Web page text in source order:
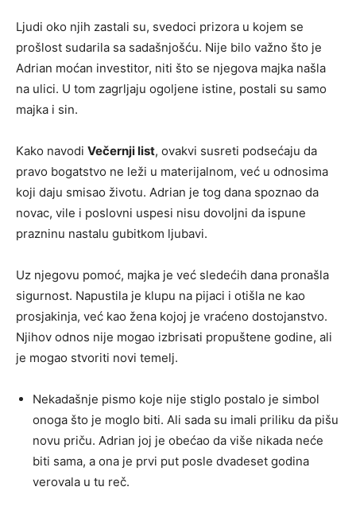
Ljudi oko njih zastali su, svedoci prizora u kojem se
prošlost sudarila sa sadašnjošću. Nije bilo važno što je
Adrian moćan investitor, niti što se njegova majka našla
na ulici. U tom zagrljaju ogoljene istine, postali su samo
majka i sin.
Kako navodi Večernji list, ovakvi susreti podsećaju da
pravo bogatstvo ne leži u materijalnom, već u odnosima
koji daju smisao životu. Adrian je tog dana spoznao da
novac, vile i poslovni uspesi nisu dovoljni da ispune
prazninu nastalu gubitkom ljubavi.
Uz njegovu pomoć, majka je već sledećih dana pronašla
sigurnost. Napustila je klupu na pijaci i otišla ne kao
prosjakinja, već kao žena kojoj je vraćeno dostojanstvo.
Njihov odnos nije mogao izbrisati propuštene godine, ali
je mogao stvoriti novi temelj.
Nekadašnje pismo koje nije stiglo postalo je simbol
onoga što je moglo biti. Ali sada su imali priliku da pišu
novu priču. Adrian joj je obećao da više nikada neće
biti sama, a ona je prvi put posle dvadeset godina
verovala u tu reč.